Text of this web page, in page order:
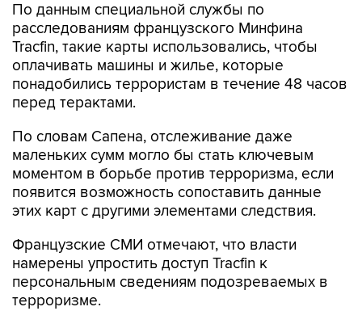
По данным специальной службы по
расследованиям французского Минфина
Tracfin, такие карты использовались, чтобы
оплачивать машины и жилье, которые
понадобились террористам в течение 48 часов
перед терактами.
По словам Сапена, отслеживание даже
маленьких сумм могло бы стать ключевым
моментом в борьбе против терроризма, если
появится возможность сопоставить данные
этих карт с другими элементами следствия.
Французские СМИ отмечают, что власти
намерены упростить доступ Tracfin к
персональным сведениям подозреваемых в
терроризме.